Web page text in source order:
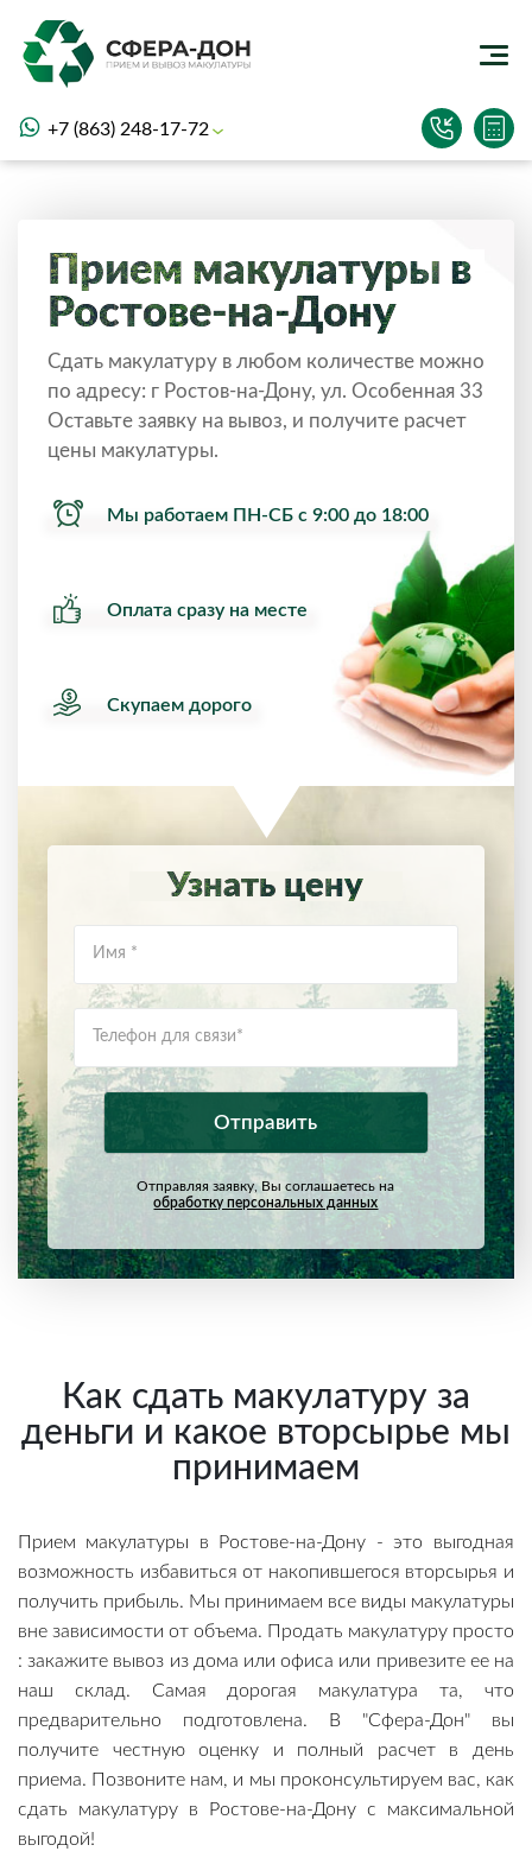
+7 (863) 248-17-72
Прием макулатуры в
Ростове-на-Дону
Сдать макулатуру в любом количестве можно
по адресу: г Ростов-на-Дону, ул. Особенная 33
Оставьте заявку на вывоз, и получите расчет
цены макулатуры.
Мы работаем ПН-СБ с 9:00 до 18:00
Оплата сразу на месте
Скупаем дорого
Узнать цену
Отправляя заявку, Вы соглашаетесь на
обработку персональных данных
Как сдать макулатуру за
деньги и какое вторсырье мы
принимаем
Прием макулатуры в Ростове-на-Дону - это выгодная
возможность избавиться от накопившегося вторсырья и
получить прибыль. Мы принимаем все виды макулатуры
вне зависимости от объема. Продать макулатуру просто
: закажите вывоз из дома или офиса или привезите ее на
наш склад. Самая дорогая макулатура та, что
предварительно подготовлена. В "Сфера-Дон" вы
получите честную оценку и полный расчет в день
приема. Позвоните нам, и мы проконсультируем вас, как
сдать макулатуру в Ростове-на-Дону с максимальной
выгодой!